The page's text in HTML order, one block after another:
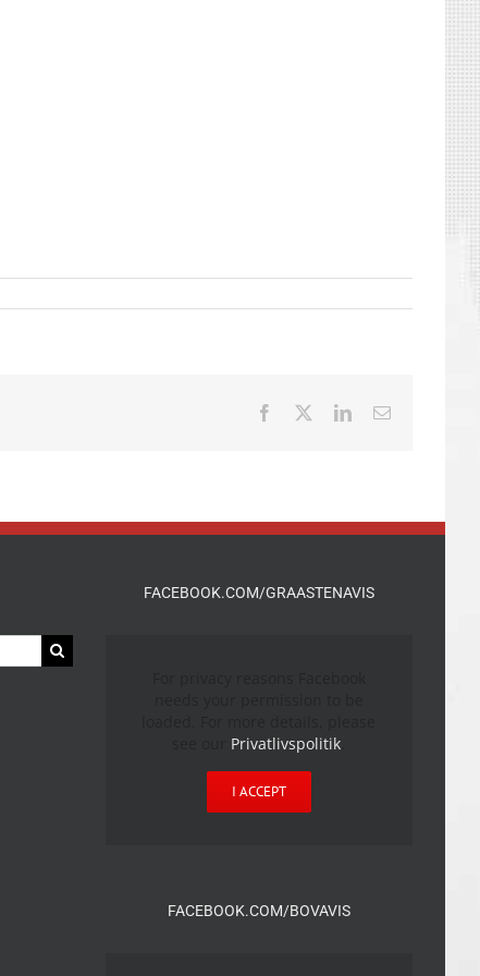
Facebook LinkedIn
E-
FACEBOOK.COM/GRAASTENAVIS
Privatlivspolitik
I ACCEPT
FACEBOOK.COM/BOVAVIS